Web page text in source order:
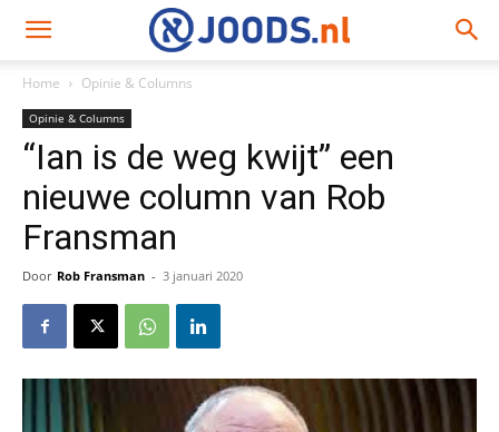
Home Opinie & Columns
Opinie & Columns
“Ian is de weg kwijt” een
nieuwe column van Rob
Fransman
Door Rob Fransman - 3 januari 2020